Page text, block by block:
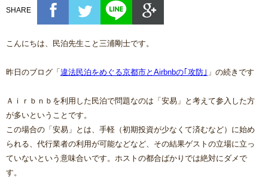
SHARE
こんにちは、民泊先生こと三浦剛士です。
昨日のブログ「違法民泊をめぐる京都市とAirbnbの｢攻防｣ 」の続きです
Ａｉｒｂｎｂを利用した民泊で問題なのは「安易」と考えて参入した方
が多いということです。
この場合の「安易」とは、手軽（初期投資が少なくて済むなど）に始め
られる、代行業者の利用が可能などなど、その結果ゲストの立場に立っ
ていないという意味合いです。ホストの都合ばかりでは絶対にダメで
す。